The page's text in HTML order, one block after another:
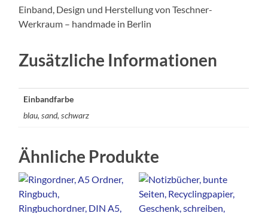
Einband, Design und Herstellung von Teschner-
Werkraum – handmade in Berlin
Zusätzliche Informationen
Einbandfarbe
blau, sand, schwarz
Ähnliche Produkte